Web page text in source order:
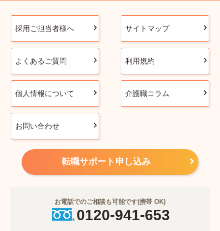
採用ご担当者様へ サイトマップ
よくあるご質問 利用規約
個人情報について 介護職コラム
お問い合わせ
転職サポート申し込み
お電話でのご相談も可能です(携帯 OK)
0120-941-653